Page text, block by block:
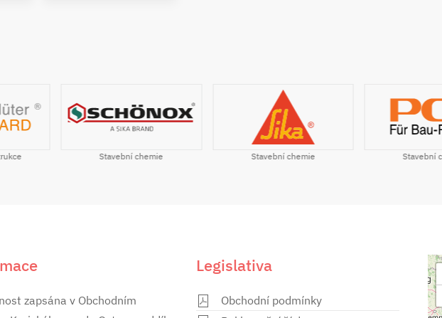
Stavební chemie Stavební chemie Stavební chemie
zapsána v Obchodním
Legislativa
Obchodní podmínky